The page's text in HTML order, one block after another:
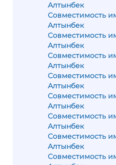
Алтынбек
Совместимость
Алтынбек
Совместимость
Алтынбек
Совместимость
Алтынбек
Совместимость
Алтынбек
Совместимость
Алтынбек
Совместимость
Алтынбек
Совместимость
Алтынбек
Совместимость